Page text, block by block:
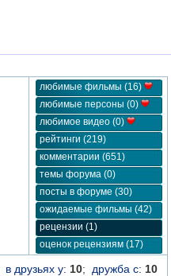
любимые фильмы (16)
любимые персоны (0)
любимое видео (0)
рейтинги (219)
комментарии (651)
темы форума (0)
посты в форуме (30)
ожидаемые фильмы (42)
рецензии (1)
оценок рецензиям (17)
в друзьях у: 10; дружба с: 10